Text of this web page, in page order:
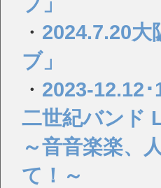
・ 2024.7.20大
ブ」
・ 2023-12.12
二世紀バンド
～音音楽楽、
て！～